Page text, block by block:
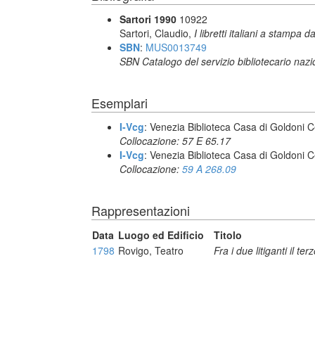
Sartori 1990 10922
Sartori, Claudio, I libretti italiani a stampa
SBN: MUS0013749
SBN Catalogo del servizio bibliotecario
Esemplari
I-Vcg: Venezia Biblioteca Casa di Goldoni
Collocazione: 57 E 65.17
I-Vcg: Venezia Biblioteca Casa di Goldoni
Collocazione: 59 A 268.09
Rappresentazioni
Data Luogo ed Edificio
Titolo
1798 Rovigo, Teatro Fra i due litiganti il